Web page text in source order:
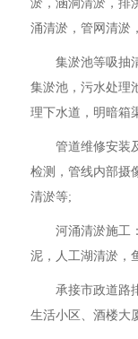
淤，涵洞清淤，排
涌清淤，管网清淤
集淤池等吸抽
集淤池，污水处理
理下水道，明暗箱
管道维修安装
检测，管线内部摄
清淤等;
河涌清淤施工
泥，人工湖清淤，
承接市政道路
生活小区、酒楼大